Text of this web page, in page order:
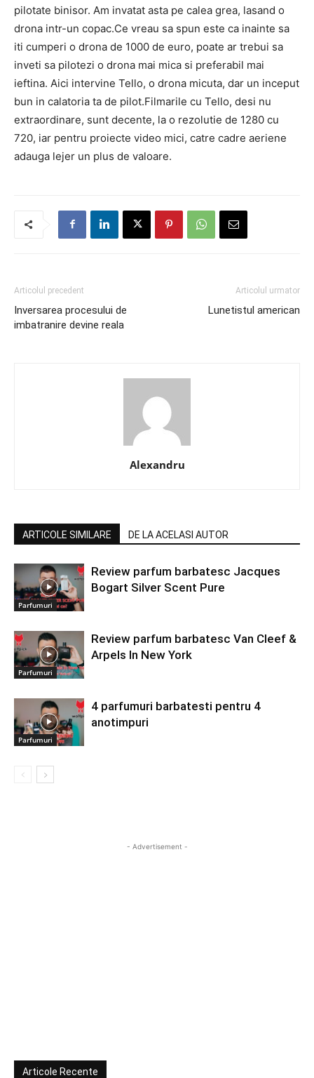
pilotate binisor. Am invatat asta pe calea grea, lasand o
drona intr-un copac.Ce vreau sa spun este ca inainte sa
iti cumperi o drona de 1000 de euro, poate ar trebui sa
inveti sa pilotezi o drona mai mica si preferabil mai
ieftina. Aici intervine Tello, o drona micuta, dar un inceput
bun in calatoria ta de pilot.Filmarile cu Tello, desi nu
extraordinare, sunt decente, la o rezolutie de 1280 cu
720, iar pentru proiecte video mici, catre cadre aeriene
adauga lejer un plus de valoare.
Articolul precedent
Inversarea procesului de
imbatranire devine reala
Articolul urmator
Lunetistul american
Alexandru
ARTICOLE SIMILARE DE LA ACELASI AUTOR
Parfumuri
Review parfum barbatesc Jacques
Bogart Silver Scent Pure
Parfumuri
Review parfum barbatesc Van Cleef &
Arpels In New York
Parfumuri
4 parfumuri barbatesti pentru 4
anotimpuri
- Advertisement -
Articole Recente